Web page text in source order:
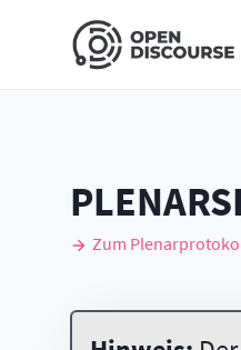
Zum